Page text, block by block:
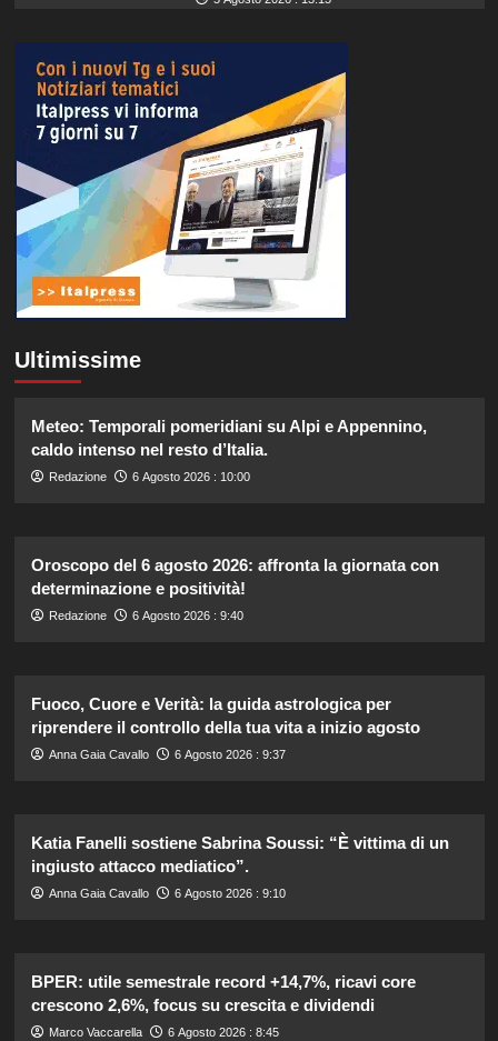
Ultimissime
Meteo: Temporali pomeridiani su Alpi e Appennino,
caldo intenso nel resto d’Italia.
Redazione 6 Agosto 2026 : 10:00
Oroscopo del 6 agosto 2026: affronta la giornata con
determinazione e positività!
Redazione 6 Agosto 2026 : 9:40
Fuoco, Cuore e Verità: la guida astrologica per
riprendere il controllo della tua vita a inizio agosto
Anna Gaia Cavallo 6 Agosto 2026 : 9:37
Katia Fanelli sostiene Sabrina Soussi: “È vittima di un
ingiusto attacco mediatico”.
Anna Gaia Cavallo 6 Agosto 2026 : 9:10
BPER: utile semestrale record +14,7%, ricavi core
crescono 2,6%, focus su crescita e dividendi
Marco Vaccarella 6 Agosto 2026 : 8:45